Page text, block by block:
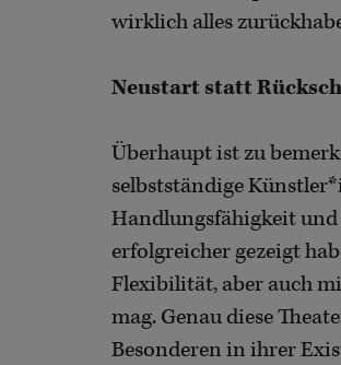
wirklich alles
Neustart statt
Überhaupt ist zu
selbstständige
Handlungsfähigkeit
erfolgreicher gezeigt
Flexibilität, aber auch
mag. Genau diese
Besonderen in ihrer